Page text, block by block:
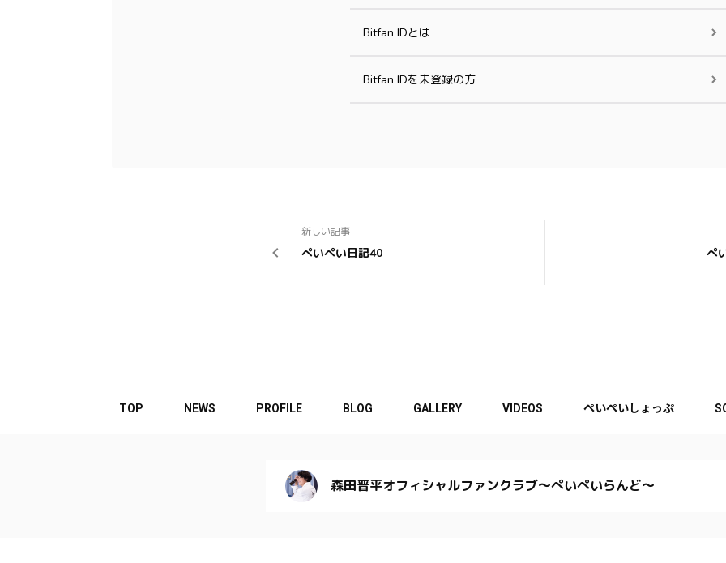
Bitfan IDとは
Bitfan IDを未登録の方
新しい記事
ぺいぺい日記40 ぺ
TOP NEWS PROFILE BLOG GALLERY VIDEOS ぺいぺいしょっぷ
森田晋平オフィシャルファンクラブ〜ぺいぺいらんど〜